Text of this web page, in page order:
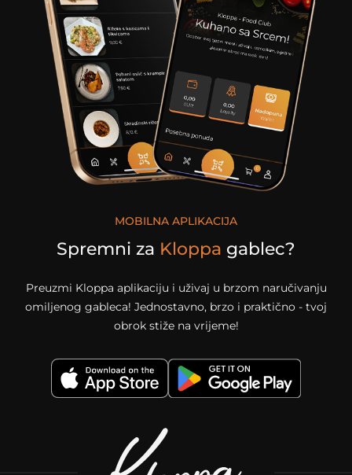
MOBILNA APLIKACIJA
Spremni za Kloppa gablec?
Preuzmi Kloppa aplikaciju i uživaj u brzom naručivanju
omiljenog gableca! Jednostavno, brzo i praktično - tvoj
obrok stiže na vrijeme!